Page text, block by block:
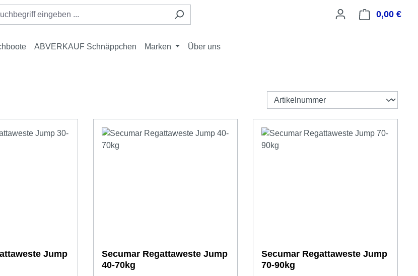
0,00 €
ABVERKAUF Schnäppchen Marken Über uns
Jump
Secumar Regattaweste Jump
40-70kg
Secumar Regattaweste Jump
70-90kg